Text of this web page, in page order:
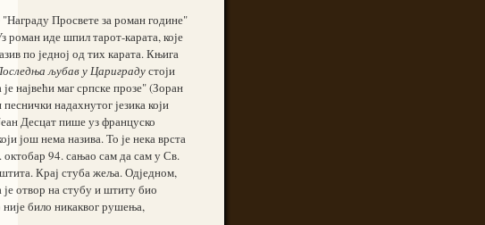
Просвете за роман године"
иде шпил тарот-карата, које
по једној од тих карата. Књига
љубав у Цариградустоји
највећи маг српске прозе" (Зоран
надахнутог језика који
Десцат пише уз француско
још нема назива. То је нека врста
октобар 94. сањао сам да сам у Св.
Крај стуба жеља. Одједном,
је отвор на стубу и штиту био
било никаквог рушења,